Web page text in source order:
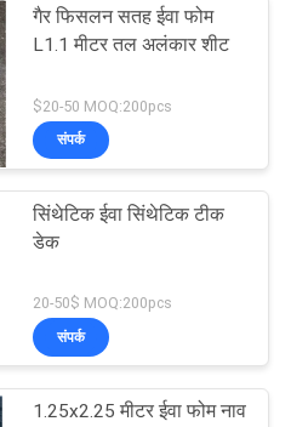
गैर फिसलन सतह ईवा फोम
L1.1 मीटर तल अलंकार शीट
$20-50 MOQ:200pcs
संपर्क
सिंथेटिक ईवा सिंथेटिक टीक
डेक
20-50$ MOQ:200pcs
संपर्क
1.25x2.25 मीटर ईवा फोम नाव